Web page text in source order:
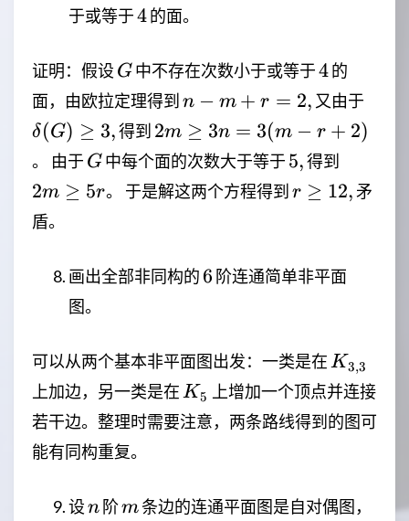
于或等于4
4的面。
证明：假设 G
G 中不存在次数小于或等于4
4的
面，由欧拉定理得到 n-
m+r=2,
n − m + r = 2, 又由于
\ge
δ(G) ≥ 3,得到 2m \ge
3n=3(m-
r+2)
2m ≥ 3n = 3(m − r + 2)
。 由于 G
G 中每个面的次数大于等于 5,
5,得到
\ge
5r
2m ≥ 5r。 于是解这两个方程得到 r
r ≥ 12,矛
盾。
画出全部非同构的 6
6 阶连通简单非平面
图。
可以从两个基本非平面图出发：一类是在 K_{3,3}
K3,3
上加边，另一类是在 K_5
K5
上增加一个顶点并连接
若干边。整理时需要注意，两条路线得到的图可
能有同构重复。
设n
n 阶m
m条边的连通平面图是自对偶图，